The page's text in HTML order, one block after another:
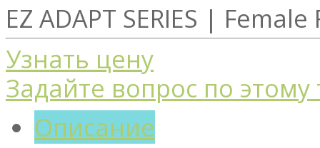
EZ ADAPT SERIES |
Узнать цену
Задайте вопрос по этому
Описание